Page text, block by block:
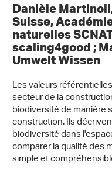
Danièle
Suisse,
naturelles
scaling4good ;
Umwelt Wissen
Les valeurs
secteur de la
biodiversité de manière
construction. Ils
biodiversité dans
comparer la qualité des
simple et